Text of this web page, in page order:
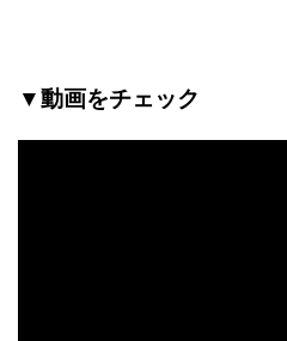
▼動画をチェック